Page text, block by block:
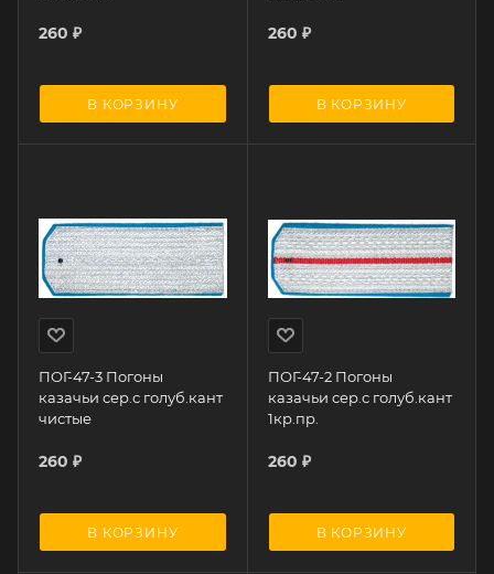
260 ₽
В КОРЗИНУ
260 ₽
В КОРЗИНУ
ПОГ-47-3 Погоны
казачьи сер.с голуб.кант
чистые
260 ₽
В КОРЗИНУ
ПОГ-47-2 Погоны
казачьи сер.с голуб.кант
1кр.пр.
260 ₽
В КОРЗИНУ